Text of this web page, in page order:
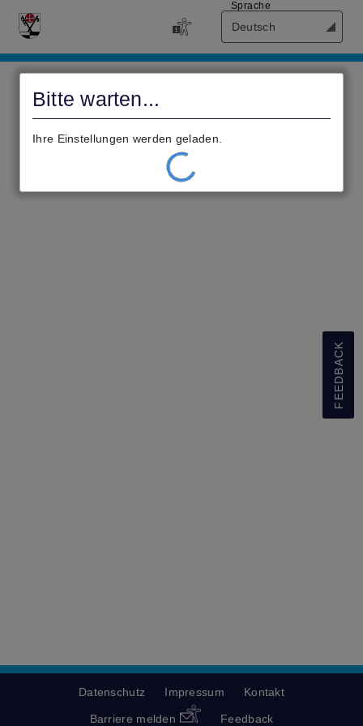
Bitte warten...
Ihre Einstellungen werden geladen.
Deutsch
Sprache
Civento
FEEDBACK
Datenschutz Impressum Kontakt
Barriere melden Feedback